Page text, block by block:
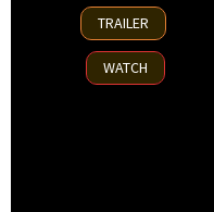
14
Nov
2025
TRAILER
WATCH